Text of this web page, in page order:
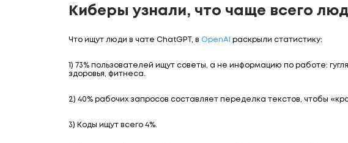
Киберы узнали, что чаще всего
Что ищут люди в чате ChatGPT, в OpenAI раскрыли статистику:
1) 73% пользователей ищут советы, а не информацию по работе:
здоровья, фитнеса.
2) 40% рабочих запросов составляет переделка текстов, чтобы
3) Коды ищут всего 4%.